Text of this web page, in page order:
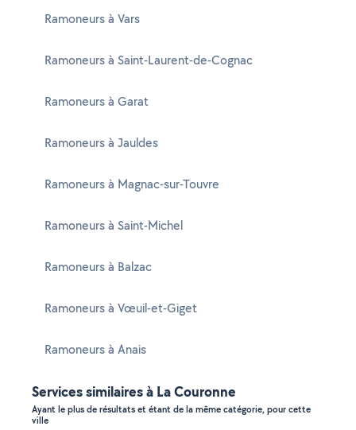
Ramoneurs à Vars
Ramoneurs à Saint-Laurent-de-Cognac
Ramoneurs à Garat
Ramoneurs à Jauldes
Ramoneurs à Magnac-sur-Touvre
Ramoneurs à Saint-Michel
Ramoneurs à Balzac
Ramoneurs à Vœuil-et-Giget
Ramoneurs à Anais
Services similaires à La Couronne
Ayant le plus de résultats et étant de la même catégorie, pour cette
ville